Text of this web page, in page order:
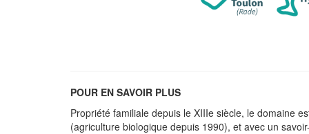
POUR EN SAVOIR PLUS
Propriété familiale depuis le XIIIe siècle, le domaine
(agriculture biologique depuis 1990), et avec un